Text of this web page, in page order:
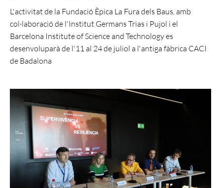
L'activitat de la Fundació Èpica La Fura dels Baus, amb
col·laboració de l'Institut Germans Trias i Pujol i el
Barcelona Institute of Science and Technology es
desenvoluparà de l'11 al 24 de juliol a l'antiga fàbrica CACI
de Badalona